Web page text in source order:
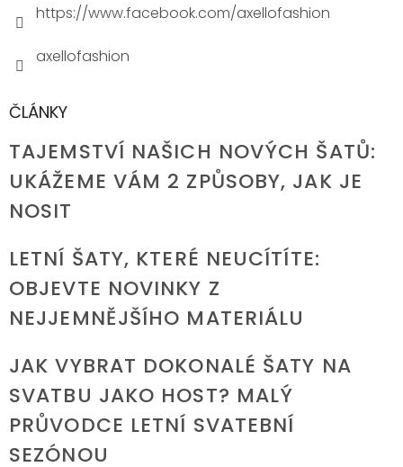
https://www.facebook.com/axellofashion
axellofashion
ČLÁNKY
TAJEMSTVÍ NAŠICH NOVÝCH ŠATŮ:
UKÁŽEME VÁM 2 ZPŮSOBY, JAK JE
NOSIT
LETNÍ ŠATY, KTERÉ NEUCÍTÍTE:
OBJEVTE NOVINKY Z
NEJJEMNĚJŠÍHO MATERIÁLU
JAK VYBRAT DOKONALÉ ŠATY NA
SVATBU JAKO HOST? MALÝ
PRŮVODCE LETNÍ SVATEBNÍ
SEZÓNOU